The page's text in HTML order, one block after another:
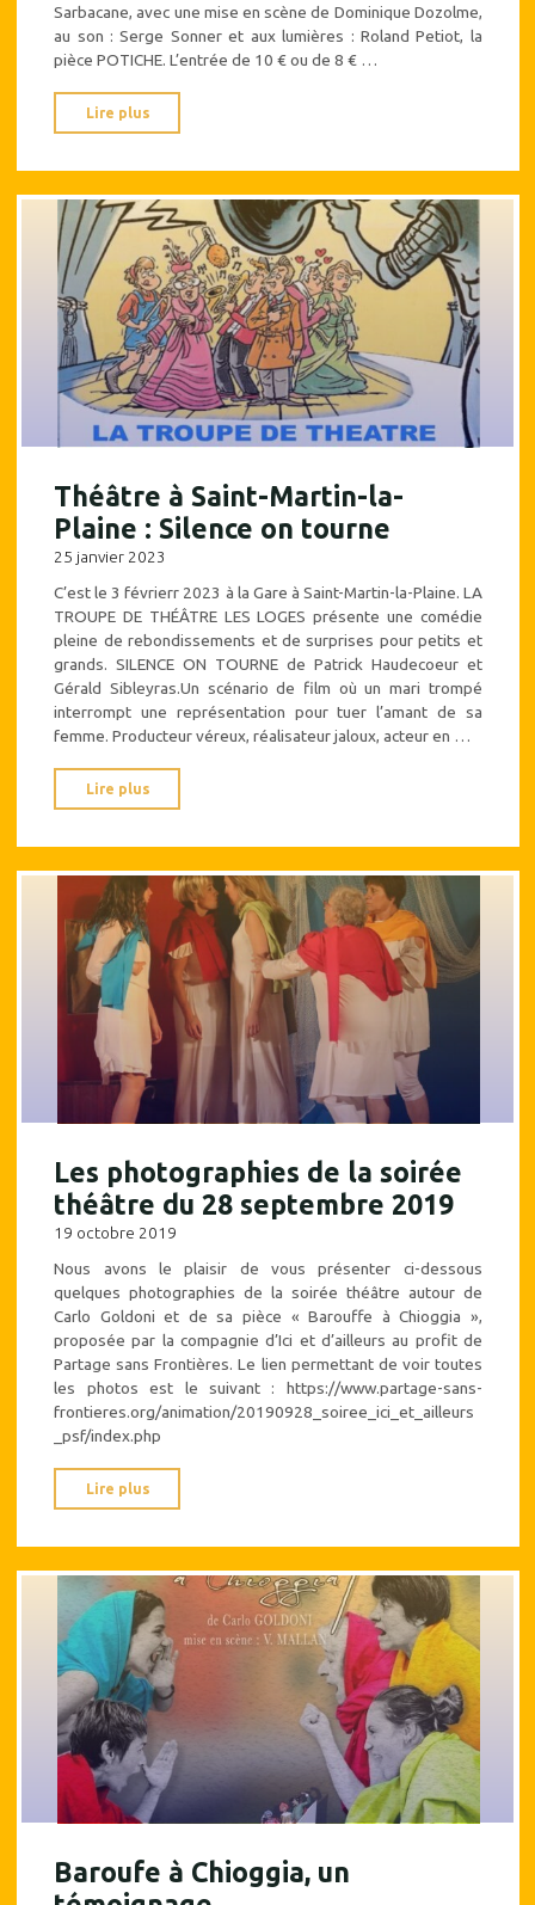
Sarbacane, avec une mise en scène de Dominique Dozolme,
au son : Serge Sonner et aux lumières : Roland Petiot, la
pièce POTICHE. L’entrée de 10 € ou de 8 € …
Lire plus
à
Martin-
la-
Plaine,
Potiche,
de
Barillet
&
Gredy"
Théâtre à Saint-Martin-la-
Plaine : Silence on tourne
25 janvier 2023
C’est le 3 févrierr 2023 à la Gare à Saint-Martin-la-Plaine. LA
TROUPE DE THÉÂTRE LES LOGES présente une comédie
pleine de rebondissements et de surprises pour petits et
grands. SILENCE ON TOURNE de Patrick Haudecoeur et
Gérald Sibleyras.Un scénario de film où un mari trompé
interrompt une représentation pour tuer l’amant de sa
femme. Producteur véreux, réalisateur jaloux, acteur en …
Lire plus
à
Martin-
Plaine
Silence
on
tourne"
Les photographies de la soirée
théâtre du 28 septembre 2019
19 octobre 2019
Nous avons le plaisir de vous présenter ci-dessous
quelques photographies de la soirée théâtre autour de
Carlo Goldoni et de sa pièce « Barouffe à Chioggia »,
proposée par la compagnie d’Ici et d’ailleurs au profit de
Partage sans Frontières. Le lien permettant de voir toutes
les photos est le suivant : https://www.partage-sans-
frontieres.org/animation/20190928_soiree_ici_et_ailleurs
_psf/index.php
Lire plus
photographies
la
soirée
théâtre
du
28
septembre
2019"
Baroufe à Chioggia, un